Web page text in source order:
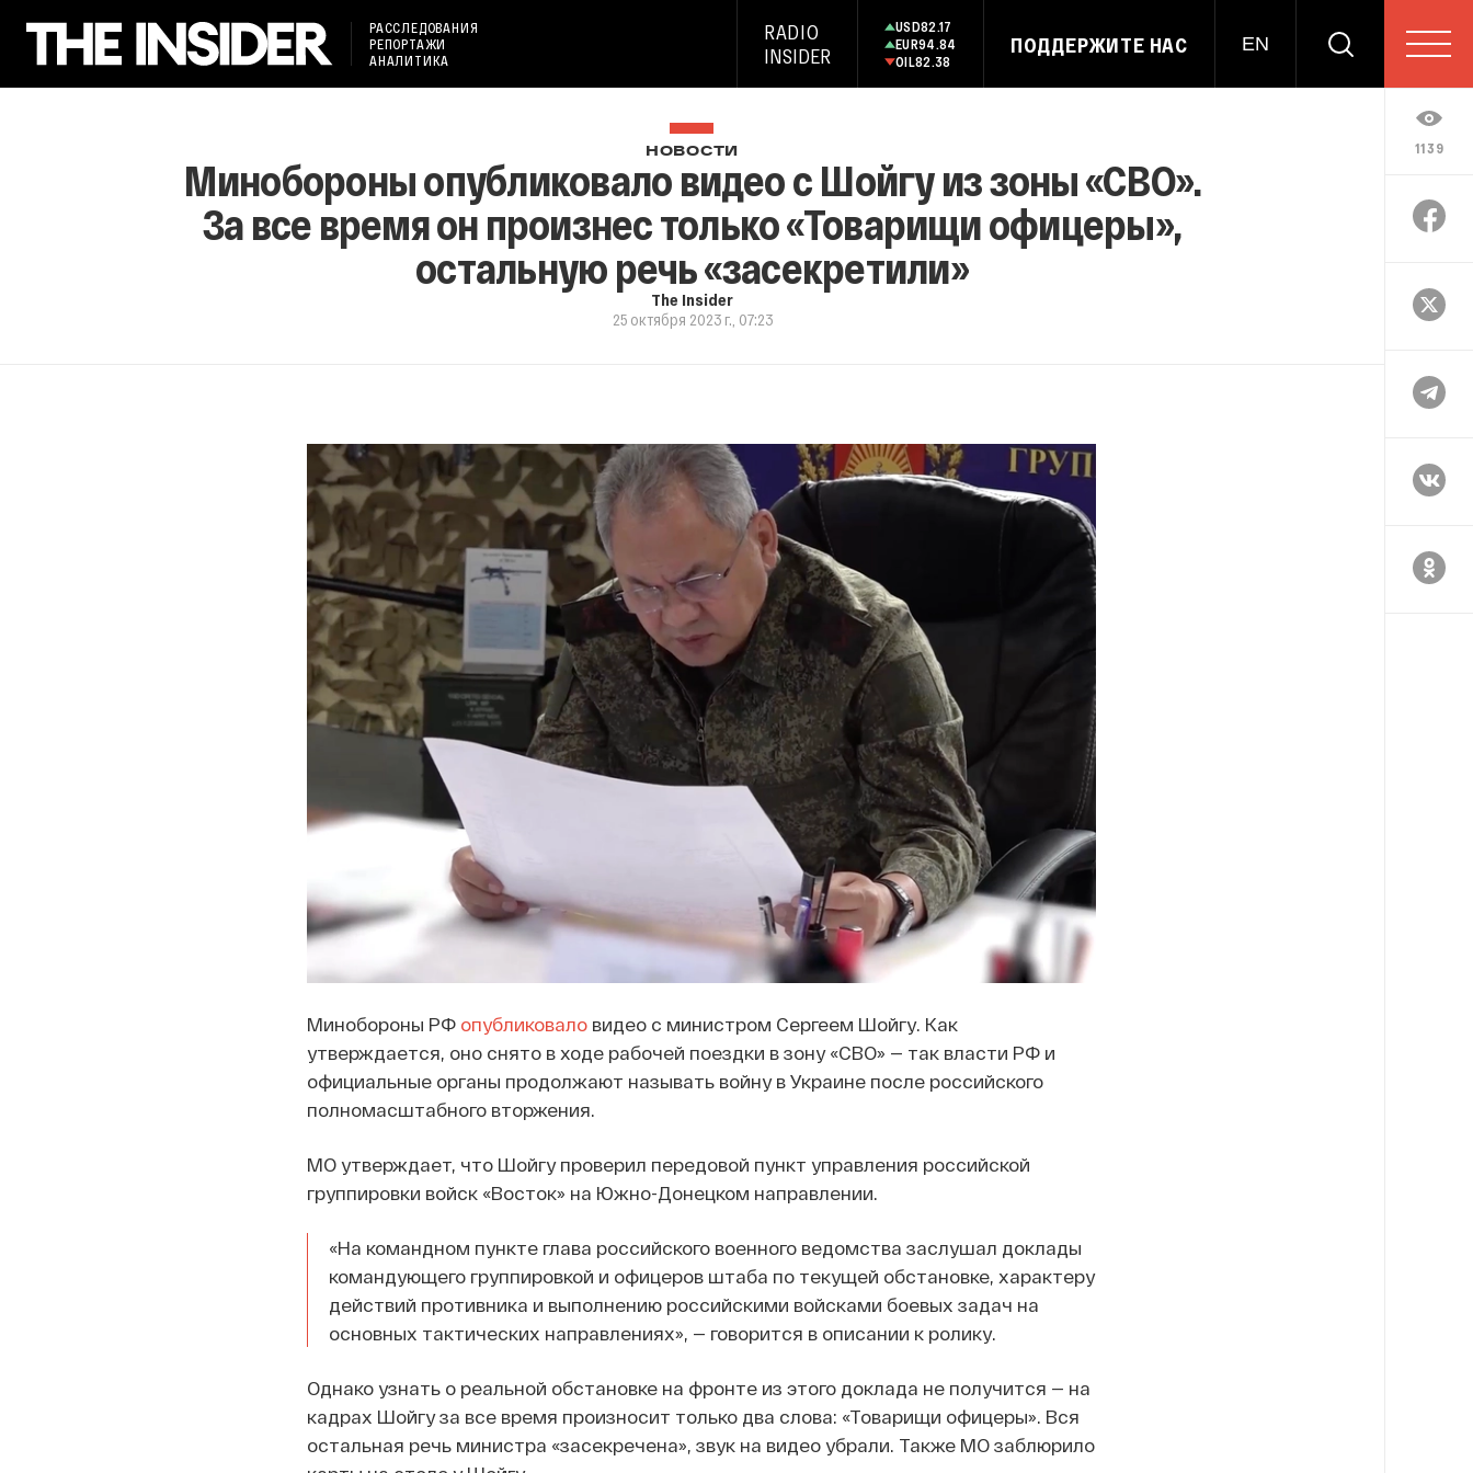
РАССЛЕДОВАНИЯ
РЕПОРТАЖИ
АНАЛИТИКА
RADIO
INSIDER
USD82.17
EUR94.84
OIL82.38
ПОДДЕРЖИТЕ НАС EN
1139
НОВОСТИ
Минобороны опубликовало видео с Шойгу из зоны «СВО».
За все время он произнес только «Товарищи офицеры»,
остальную речь «засекретили»
The Insider
25 октября 2023 г., 07:23
Минобороны РФ опубликоваловидео с министром Сергеем Шойгу. Как
утверждается, оно снято в ходе рабочей поездки в зону «СВО» — так власти РФ и
официальные органы продолжают называть войну в Украине после российского
полномасштабного вторжения.
МО утверждает, что Шойгу проверил передовой пункт управления российской
группировки войск «Восток» на Южно-Донецком направлении.
«На командном пункте глава российского военного ведомства заслушал доклады
командующего группировкой и офицеров штаба по текущей обстановке, характеру
действий противника и выполнению российскими войсками боевых задач на
основных тактических направлениях», — говорится в описании к ролику.
Однако узнать о реальной обстановке на фронте из этого доклада не получится — на
кадрах Шойгу за все время произносит только два слова: «Товарищи офицеры». Вся
остальная речь министра «засекречена», звук на видео убрали. Также МО заблюрило